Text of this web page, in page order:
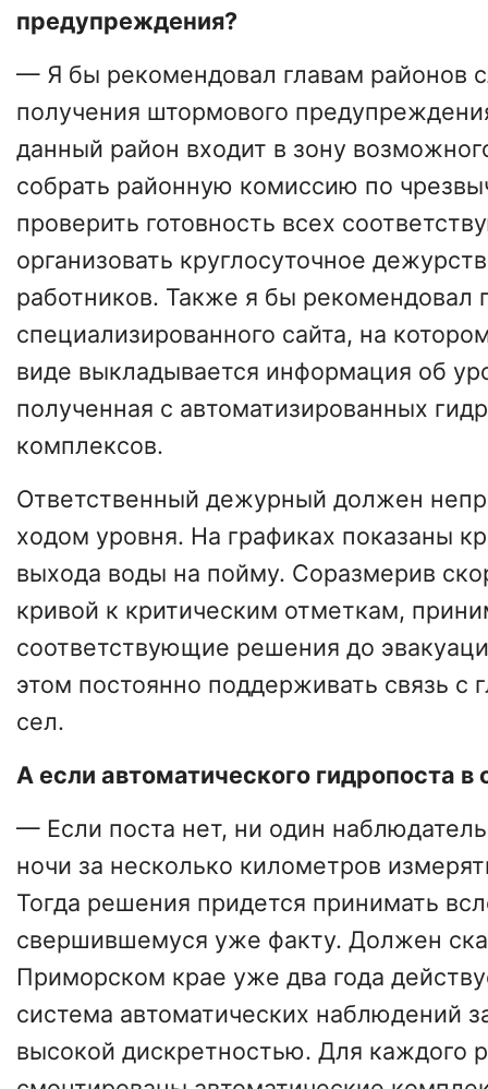
предупреждения?
— Я бы рекомендовал главам районов
получения штормового
данный район входит в зону
собрать районную комиссию по
проверить готовность всех
организовать круглосуточное
работников. Также я бы рекомендовал
специализированного сайта, на
виде выкладывается информация об
полученная с автоматизированных
комплексов.
Ответственный дежурный должен
ходом уровня. На графиках показаны
выхода воды на пойму. Соразмерив
кривой к критическим отметкам,
соответствующие решения до
этом постоянно поддерживать связь с
сел.
А если автоматического гидропоста в
— Если поста нет, ни один
ночи за несколько километров
Тогда решения придется принимать
свершившемуся уже факту. Должен
Приморском крае уже два года
система автоматических наблюдений
высокой дискретностью. Для каждого